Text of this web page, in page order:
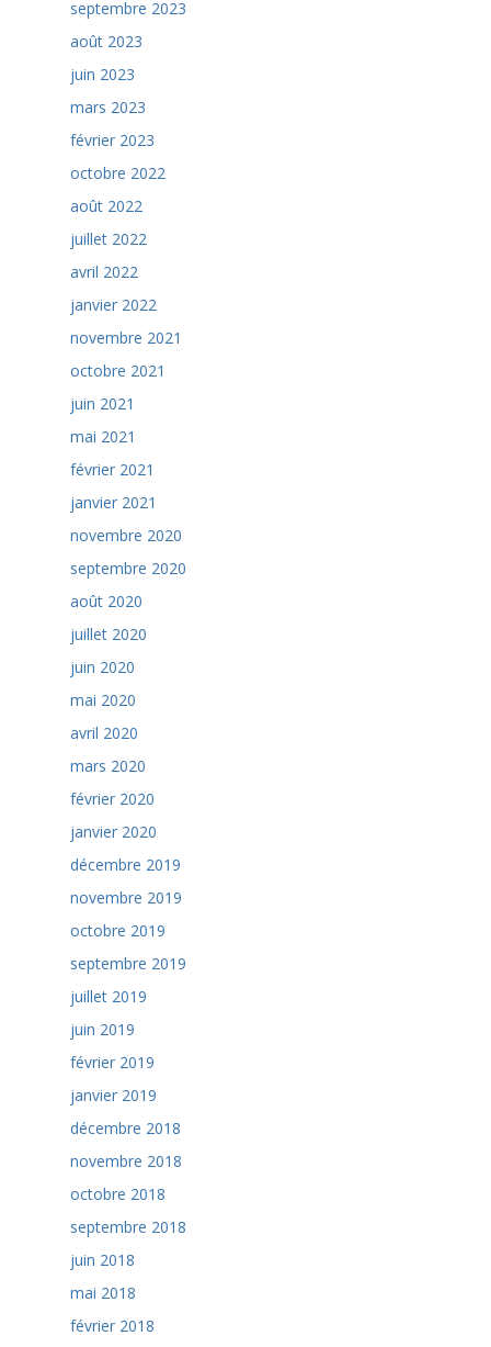
septembre 2023
août 2023
juin 2023
mars 2023
février 2023
octobre 2022
août 2022
juillet 2022
avril 2022
janvier 2022
novembre 2021
octobre 2021
juin 2021
mai 2021
février 2021
janvier 2021
novembre 2020
septembre 2020
août 2020
juillet 2020
juin 2020
mai 2020
avril 2020
mars 2020
février 2020
janvier 2020
décembre 2019
novembre 2019
octobre 2019
septembre 2019
juillet 2019
juin 2019
février 2019
janvier 2019
décembre 2018
novembre 2018
octobre 2018
septembre 2018
juin 2018
mai 2018
février 2018